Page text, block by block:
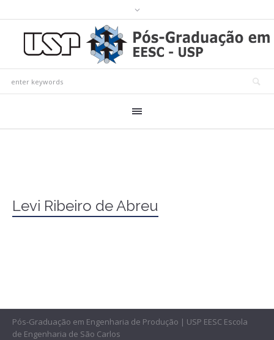
Levi Ribeiro de Abreu
Pós-Graduação em Engenharia de Produção | USP EESC Escola
de Engenharia de São Carlos